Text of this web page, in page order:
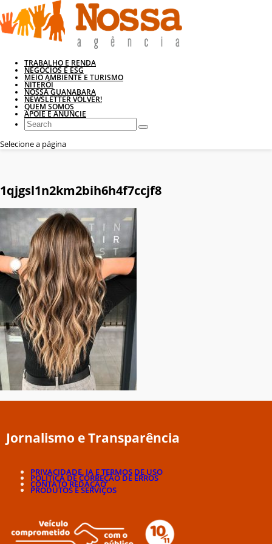
TRABALHO E RENDA
NEGÓCIOS E ESG
MEIO AMBIENTE E TURISMO
NITERÓI
NOSSA GUANABARA
NEWSLETTER VOLVER!
QUEM SOMOS
APOIE E ANUNCIE
Selecione a página
1qjgsl1n2km2bih6h4f7ccjf8
Jornalismo e Transparência
PRIVACIDADE, IA E TERMOS DE USO
POLÍTICA DE CORREÇÃO DE ERROS
CONTATO REDAÇÃO
PRODUTOS E SERVIÇOS